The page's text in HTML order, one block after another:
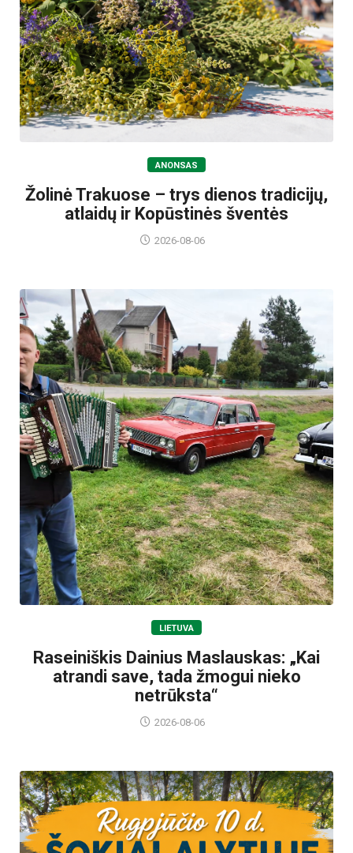
ANONSAS
Žolinė Trakuose – trys dienos tradicijų,
atlaidų ir Kopūstinės šventės
2026-08-06
LIETUVA
Raseiniškis Dainius Maslauskas: „Kai
atrandi save, tada žmogui nieko
netrūksta“
2026-08-06